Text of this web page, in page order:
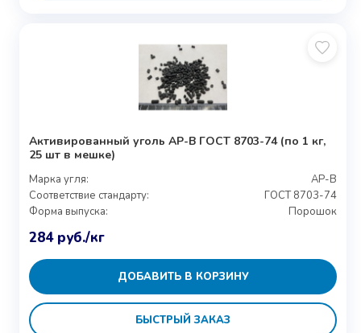
Активированный уголь АР-В ГОСТ 8703-74 (по 1 кг,
25 шт в мешке)
Марка угля:
АР-В
Соответствие стандарту:
ГОСТ 8703-74
Форма выпуска:
Порошок
284 руб./кг
ДОБАВИТЬ В КОРЗИНУ
БЫСТРЫЙ ЗАКАЗ